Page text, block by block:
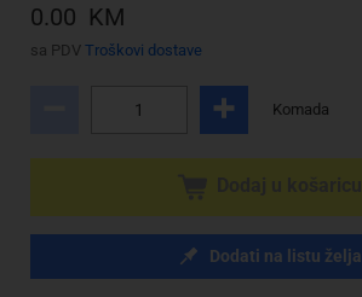
0.00 KM
sa PDV Troškovi dostave
Komada
Dodati na listu želja